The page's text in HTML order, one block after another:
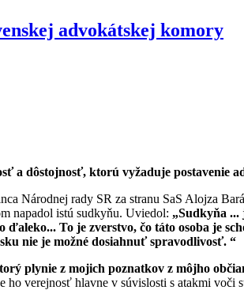
advokátskej komory
a dôstojnosť, ktorú vyžaduje postavenie
Národnej rady SR za stranu SaS Alojza
napadol istú sudkyňu. Uviedol: „Sudkyňa
To je zverstvo, čo táto osoba je
nie je možné dosiahnuť spravodlivosť. “
plynie z mojich poznatkov z môjho
ho verejnosť hlavne v súvislosti s atakmi voči